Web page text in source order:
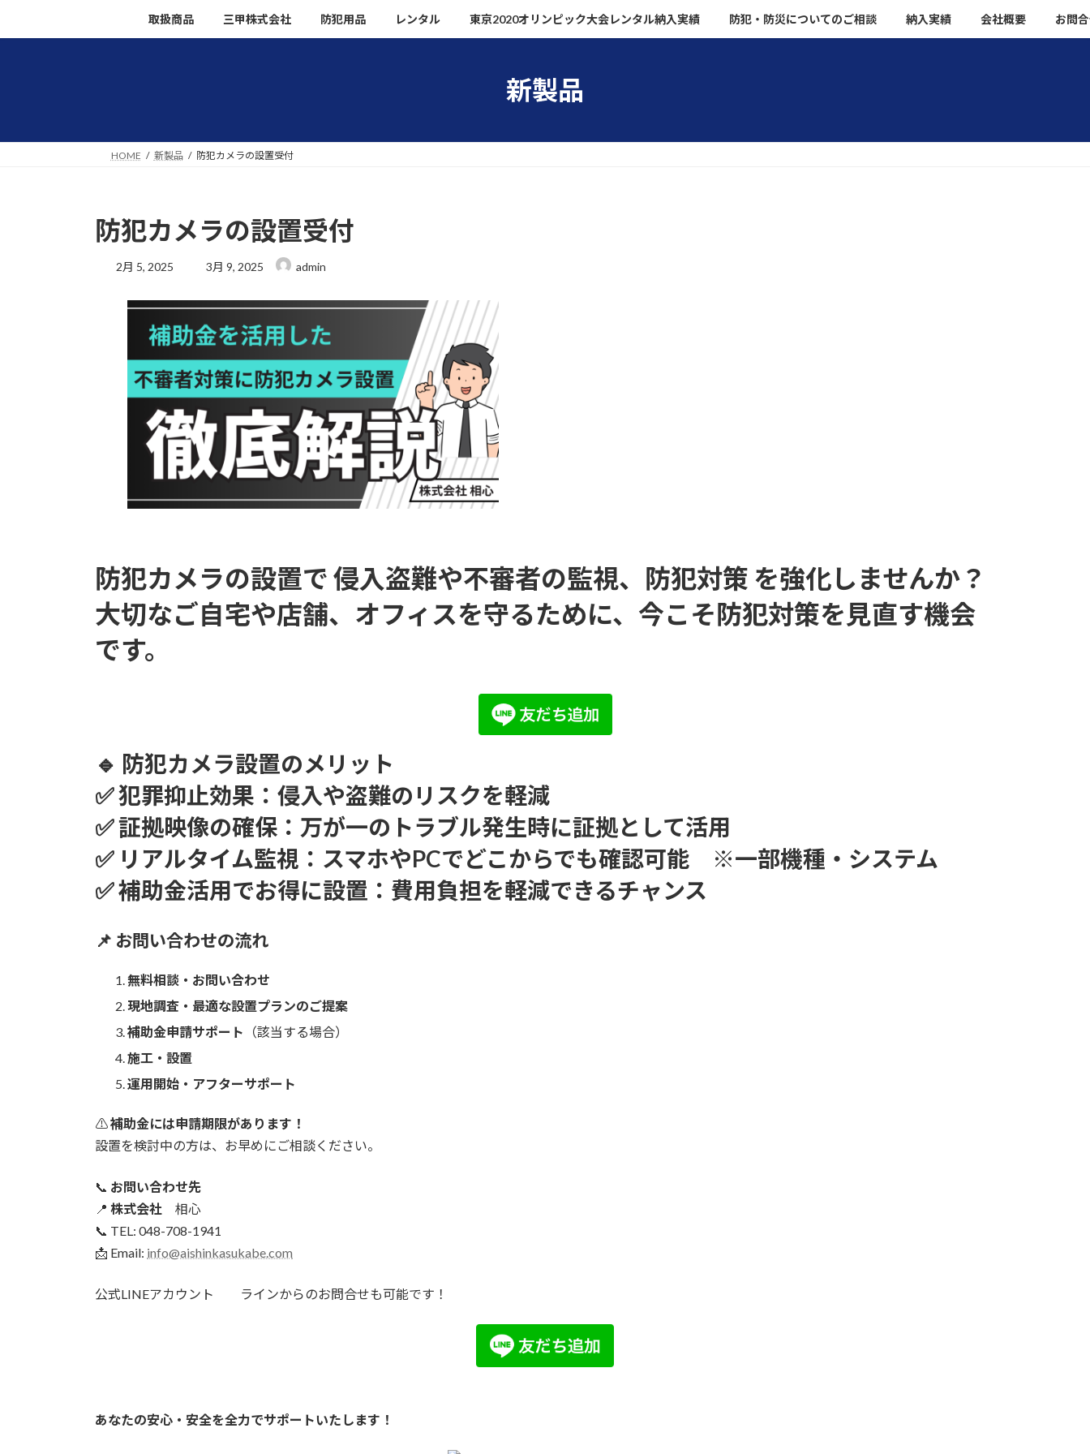
キ
に
取扱商品 三甲株式会社 防犯用品 レンタル 東京2020オリンピック大会レンタル納入実績 防犯・防災についてのご相談 納入実績 会社概要 お問
新製品
HOME 新製品 防犯カメラの設置受付
防犯カメラの設置受付
2月 5, 2025
最
新
日
時
:
3月 9, 2025 admin
防犯カメラの設置で 侵入盗難や不審者の監視、防犯対策 を強化しませんか？
大切なご自宅や店舗、オフィスを守るために、今こそ防犯対策を見直す機会
です。
🔹 防犯カメラ設置のメリット
✅犯罪抑止効果 ：侵入や盗難のリスクを軽減
✅証拠映像の確保 ：万が一のトラブル発生時に証拠として活用
✅ リアルタイム監視 ：スマホやPCでどこからでも確認可能 ※一部機種・システム
✅補助金活用でお得に設置 ：費用負担を軽減できるチャンス
📌 お問い合わせの流れ
無料相談・お問い合わせ
現地調査・最適な設置プランのご提案
補助金申請サポート
（該当する場合）
施工・設置
運用開始・アフターサポート
⚠補助金には申請期限があります！
設置を検討中の方は、お早めにご相談ください。
📞 お問い合わせ先
📍 株式会社 相心
📞 TEL: 048-708-1941
📩 Email: info@aishinkasukabe.com
公式LINEアカウント ラインからのお問合せも可能です！
あなたの安心・安全を全力でサポートいたします！